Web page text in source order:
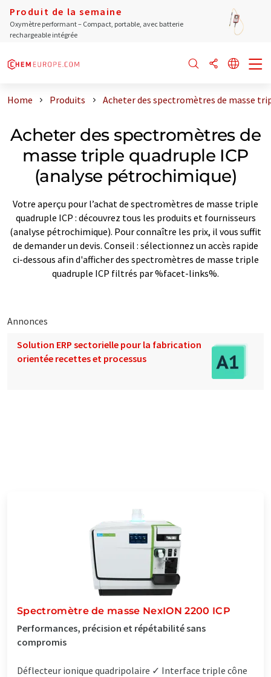
Produit de la semaine
Oxymètre performant – Compact, portable, avec batterie
rechargeable intégrée
Home Produits Acheter des spectromètres de masse
Acheter des spectromètres de
masse triple quadruple ICP
(analyse pétrochimique)
Votre aperçu pour l’achat de spectromètres de masse triple
quadruple ICP : découvrez tous les produits et fournisseurs
(analyse pétrochimique). Pour connaître les prix, il vous suffit
de demander un devis. Conseil : sélectionnez un accès rapide
ci-dessous afin d'afficher des spectromètres de masse triple
quadruple ICP filtrés par %facet-links%.
Annonces
Solution ERP sectorielle pour la fabrication
orientée recettes et processus
Spectromètre de masse NexION 2200 ICP
Performances, précision et répétabilité sans
compromis
Déflecteur ionique quadripolaire ✓ Interface triple cône